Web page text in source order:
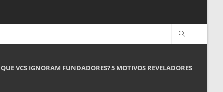
VCS IGNORAM FUNDADORES? 5 MOTIVOS REVELADORES